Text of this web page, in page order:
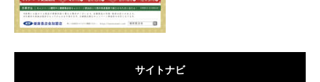
サイトナビ